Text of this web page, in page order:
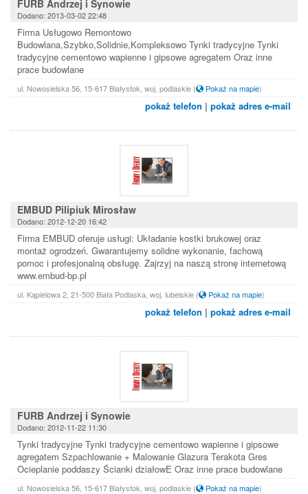
FURB Andrzej i Synowie
Dodano: 2013-03-02 22:48
Firma Usługowo Remontowo
Budowlana,Szybko,Solidnie,Kompleksowo Tynki tradycyjne Tynki
tradycyjne cementowo wapienne i gipsowe agregatem Oraz inne
prace budowlane
ul. Nowosielska 56, 15-617 Białystok, woj. podlaskie ( Pokaż na mapie)
pokaż telefon | pokaż adres e-mail
EMBUD Pilipiuk Mirosław
Dodano: 2012-12-20 16:42
Firma EMBUD oferuje usługi: Układanie kostki brukowej oraz
montaż ogrodzeń. Gwarantujemy solidne wykonanie, fachową
pomoc i profesjonalną obsługę. Zajrzyj na naszą stronę internetową
www.embud-bp.pl
ul. Kąpielowa 2, 21-500 Biała Podlaska, woj. lubelskie ( Pokaż na mapie)
pokaż telefon | pokaż adres e-mail
FURB Andrzej i Synowie
Dodano: 2012-11-22 11:30
Tynki tradycyjne Tynki tradycyjne cementowo wapienne i gipsowe
agregatem Szpachlowanie + Malowanie Glazura Terakota Gres
Ocieplanie poddaszy Ścianki działowE Oraz inne prace budowlane
ul. Nowosielska 56, 15-617 Białystok, woj. podlaskie ( Pokaż na mapie)